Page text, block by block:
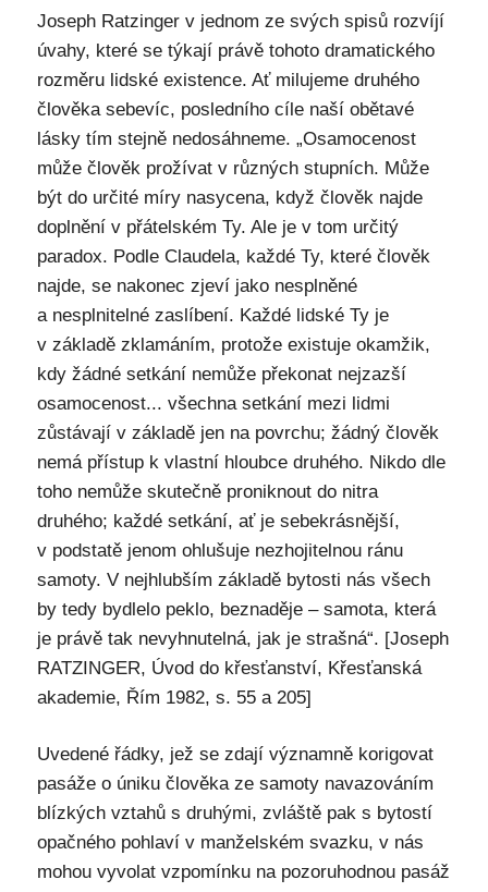
Joseph Ratzinger v jednom ze svých spisů rozvíjí
úvahy, které se týkají právě tohoto dramatického
rozměru lidské existence. Ať milujeme druhého
člověka sebevíc, posledního cíle naší obětavé
lásky tím stejně nedosáhneme. „Osamocenost
může člověk prožívat v různých stupních. Může
být do určité míry nasycena, když člověk najde
doplnění v přátelském Ty. Ale je v tom určitý
paradox. Podle Claudela, každé Ty, které člověk
najde, se nakonec zjeví jako nesplněné
a nesplnitelné zaslíbení. Každé lidské Ty je
v základě zklamáním, protože existuje okamžik,
kdy žádné setkání nemůže překonat nejzazší
osamocenost... všechna setkání mezi lidmi
zůstávají v základě jen na povrchu; žádný člověk
nemá přístup k vlastní hloubce druhého. Nikdo dle
toho nemůže skutečně proniknout do nitra
druhého; každé setkání, ať je sebekrásnější,
v podstatě jenom ohlušuje nezhojitelnou ránu
samoty. V nejhlubším základě bytosti nás všech
by tedy bydlelo peklo, beznaděje – samota, která
je právě tak nevyhnutelná, jak je strašná“. [Joseph
RATZINGER, Úvod do křesťanství, Křesťanská
akademie, Řím 1982, s. 55 a 205]
Uvedené řádky, jež se zdají významně korigovat
pasáže o úniku člověka ze samoty navazováním
blízkých vztahů s druhými, zvláště pak s bytostí
opačného pohlaví v manželském svazku, v nás
mohou vyvolat vzpomínku na pozoruhodnou pasáž